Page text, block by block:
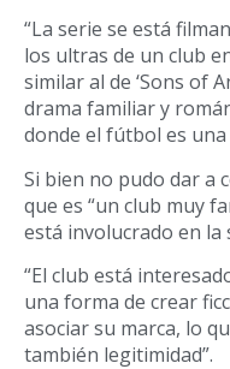
“La serie se está
los ultras de un club
similar al de ‘Sons of
drama familiar y
donde el fútbol es
Si bien no pudo dar a
que es “un club muy
está involucrado en la
“El club está
una forma de crear
asociar su marca, lo
también legitimidad”.